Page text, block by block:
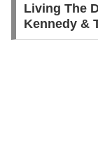
Living The
Kennedy &